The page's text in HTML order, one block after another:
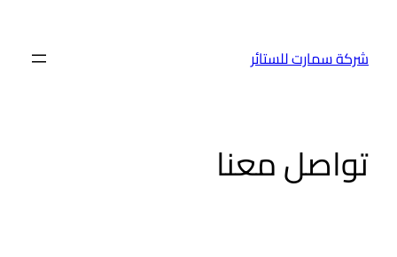
شركة سمارت للستائر
تواصل معنا